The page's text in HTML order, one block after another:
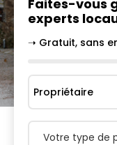
Faites-vous
experts
➝ Gratuit, sans
Propriétaire
Votre type de